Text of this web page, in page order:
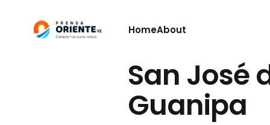
HomeAbout
San José
Guanipa